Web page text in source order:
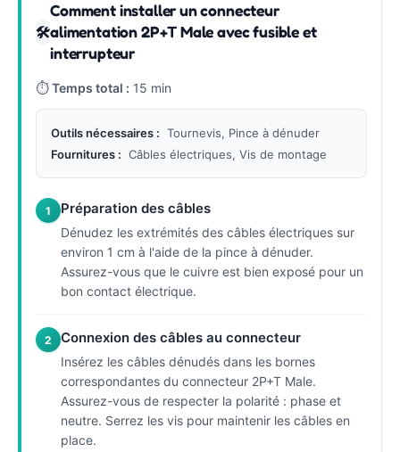
🛠
Comment installer un connecteur
alimentation 2P+T Male avec fusible et
interrupteur
⏱Temps total : 15 min
Outils nécessaires : Tournevis, Pince à dénuder
Fournitures : Câbles électriques, Vis de montage
1 Préparation des câbles
Dénudez les extrémités des câbles électriques sur
environ 1 cm à l'aide de la pince à dénuder.
Assurez-vous que le cuivre est bien exposé pour un
bon contact électrique.
2 Connexion des câbles au connecteur
Insérez les câbles dénudés dans les bornes
correspondantes du connecteur 2P+T Male.
Assurez-vous de respecter la polarité : phase et
neutre. Serrez les vis pour maintenir les câbles en
place.